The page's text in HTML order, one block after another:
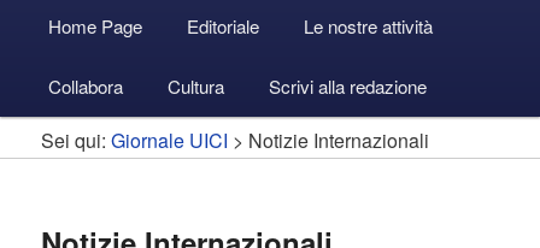
principale
Vai
al
contenuto
Vai
al
contenuto
Accedi
Home Page Editoriale Le nostre attività
Collabora Cultura Scrivi alla redazione
Sei qui:Giornale UICI > Notizie Internazionali